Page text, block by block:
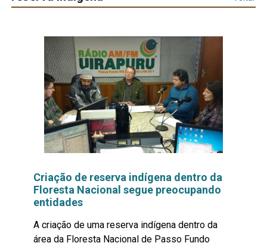
Criação de reserva indígena dentro da
Floresta Nacional segue preocupando
entidades
A criação de uma reserva indígena dentro da
área da Floresta Nacional de Passo Fundo